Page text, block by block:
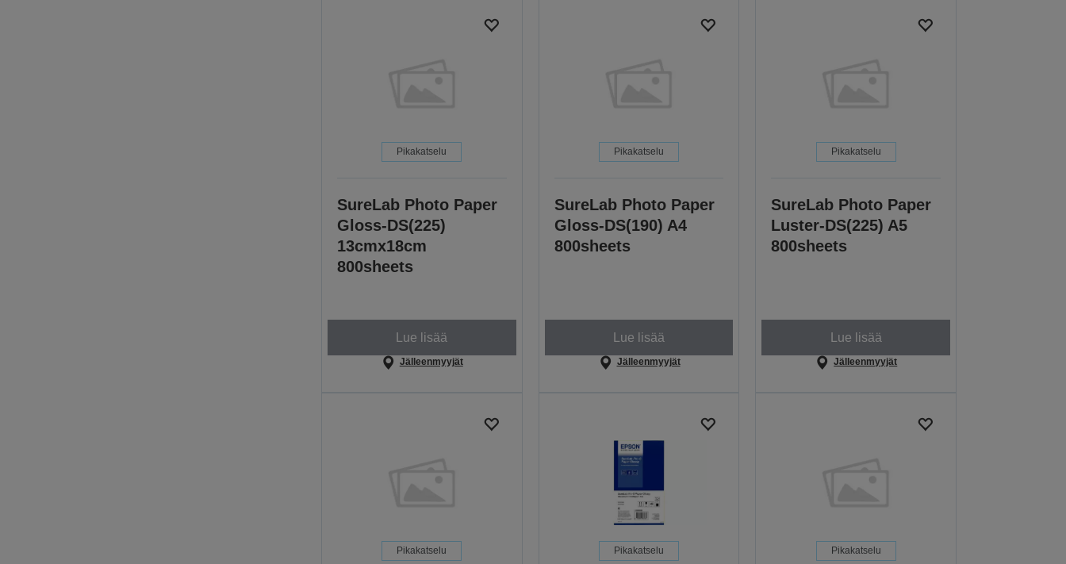
Pikakatselu
SureLab Photo Paper
Gloss-DS(225)
13cmx18cm
800sheets
Lue lisää
Jälleenmyyjät
Pikakatselu
SureLab Photo Paper
Gloss-DS(190) A4
800sheets
Lue lisää
Jälleenmyyjät
Pikakatselu
SureLab Photo Paper
Luster-DS(225) A5
800sheets
Lue lisää
Jälleenmyyjät
Pikakatselu Pikakatselu Pikakatselu